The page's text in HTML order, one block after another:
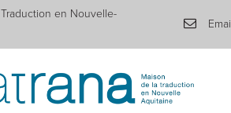
en Nouvelle-